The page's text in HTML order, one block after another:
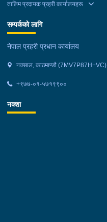
तालिम प्रदायक प्रहरी कार्यालयहरू
सम्पर्कको लागि
नेपाल प्रहरी प्रधान कार्यालय
नक्साल, काठमाण्डौ (7MV7P87H+VC)
+९७७-०१-५७१९९००
नक्शा